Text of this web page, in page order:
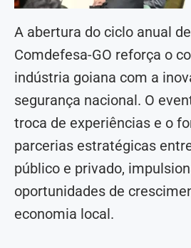
A abertura do ciclo anual
Comdefesa-GO reforça o
indústria goiana com a
segurança nacional. O
troca de experiências e o
parcerias estratégicas
público e privado,
oportunidades de
economia local.